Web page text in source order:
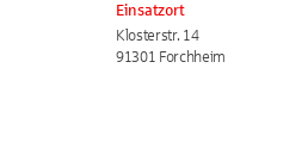
Einsatzort
Klosterstr. 14
91301 Forchheim